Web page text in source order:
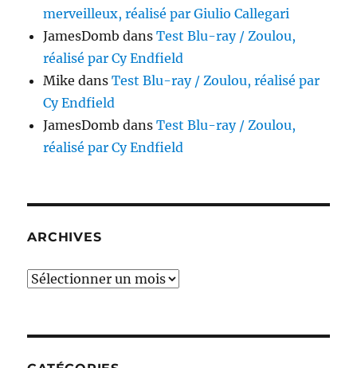
merveilleux, réalisé par Giulio Callegari
JamesDomb dansTest Blu-ray / Zoulou,
réalisé par Cy Endfield
Mike dansTest Blu-ray / Zoulou, réalisé par
Cy Endfield
JamesDomb dansTest Blu-ray / Zoulou,
réalisé par Cy Endfield
ARCHIVES
Archives